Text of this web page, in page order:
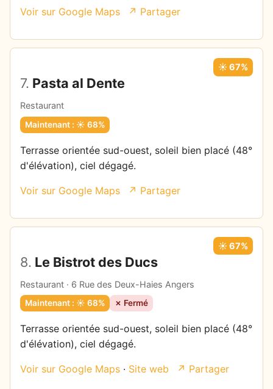
Voir sur Google Maps ↗ Partager
7. Pasta al Dente
Restaurant
☀️ 67%
Maintenant : ☀️ 68%
Terrasse orientée sud-ouest, soleil bien placé (48°
d'élévation), ciel dégagé.
Voir sur Google Maps ↗ Partager
8. Le Bistrot des Ducs
Restaurant · 6 Rue des Deux-Haies Angers
☀️ 67%
Maintenant : ☀️ 68% ✗ Fermé
Terrasse orientée sud-ouest, soleil bien placé (48°
d'élévation), ciel dégagé.
Voir sur Google Maps · Site web ↗ Partager